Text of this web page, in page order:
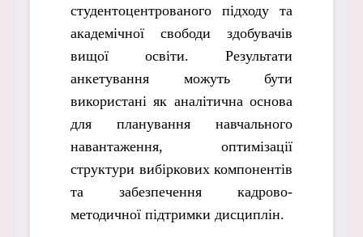
студентоцентрованого підходу та
академічної свободи здобувачів
вищої освіти. Результати
анкетування можуть бути
використані як аналітична основа
для планування навчального
навантаження, оптимізації
структури вибіркових компонентів
та забезпечення кадрово-
методичної підтримки дисциплін.